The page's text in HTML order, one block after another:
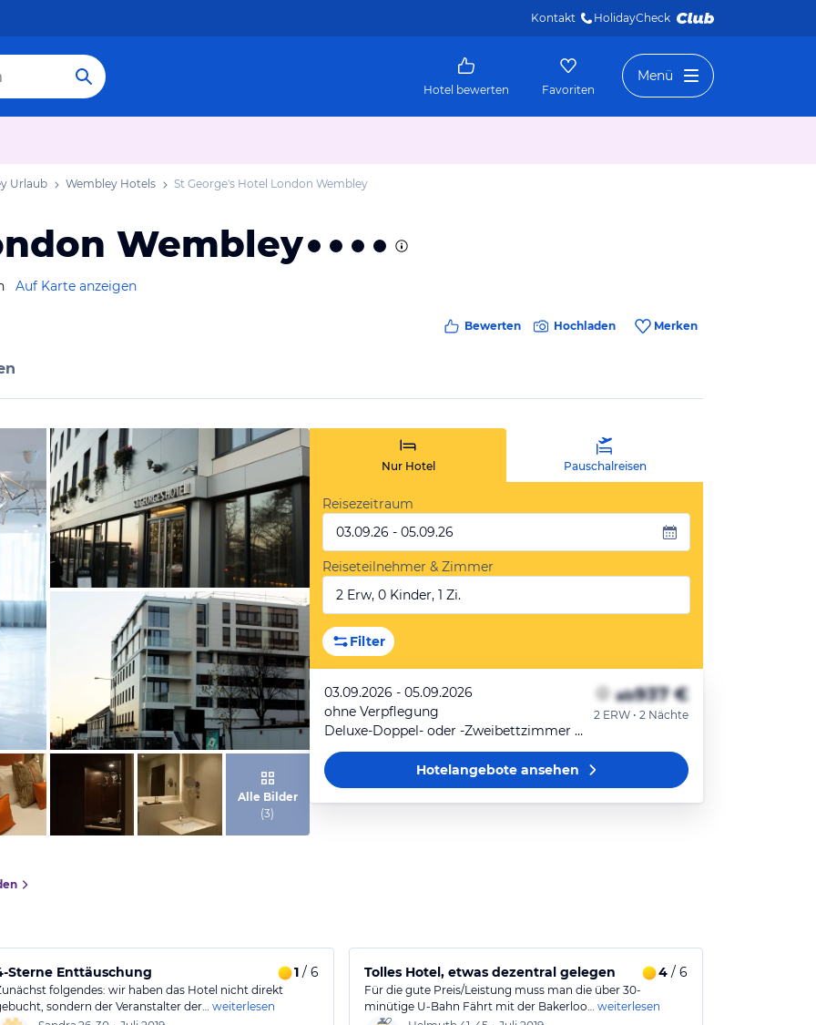
Kontakt HolidayCheck
Hotel bewerten Favoriten
Menü
Urlaub Wembley Hotels St George's Hotel London Wembley
Wembley
Auf Karte anzeigen
Bewerten Hochladen Merken
von Expedia
Alle Bilder
(3)
Nur Hotel Pauschalreisen
Reisezeitraum
03.09.26 - 05.09.26
Reiseteilnehmer & Zimmer
2 Erw, 0 Kinder, 1 Zi.
Filter
03.09.2026 - 05.09.2026
ohne Verpflegung
Deluxe-Doppel- oder -Zweibettzimmer (2x TwinBed)
ab937 €
2 ERW • 2 Nächte
Hotelangeboteansehen
Sterne Enttäuschung 1/ 6
folgendes: wir haben das Hotel nicht direkt
sondern der Veranstalter der… weiterlesen
Tolles Hotel, etwas dezentral gelegen 4/ 6
Für die gute Preis/Leistung muss man die über 30-
minütige U-Bahn Fährt mit der Bakerloo… weiterlesen